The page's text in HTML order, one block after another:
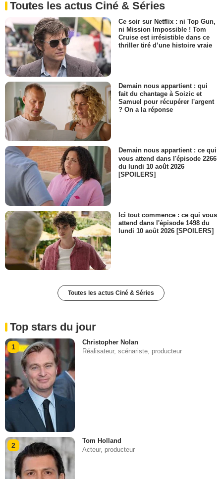
Toutes les actus Ciné & Séries
Ce soir sur Netflix : ni Top Gun,
ni Mission Impossible ! Tom
Cruise est irrésistible dans ce
thriller tiré d’une histoire vraie
Demain nous appartient : qui
fait du chantage à Soizic et
Samuel pour récupérer l'argent
? On a la réponse
Demain nous appartient : ce qui
vous attend dans l'épisode 2266
du lundi 10 août 2026
[SPOILERS]
Ici tout commence : ce qui vous
attend dans l'épisode 1498 du
lundi 10 août 2026 [SPOILERS]
Toutes les actus Ciné & Séries
Top stars du jour
1
Christopher Nolan
Réalisateur, scénariste, producteur
2
Tom Holland
Acteur, producteur